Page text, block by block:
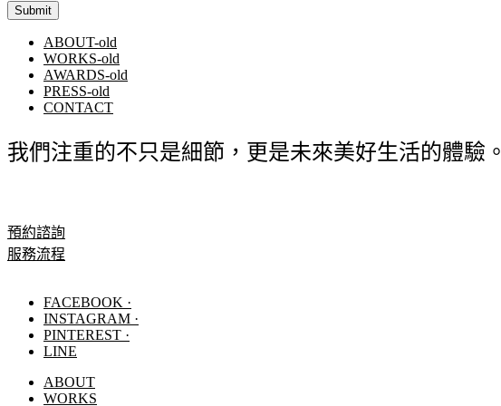
ABOUT-old
WORKS-old
AWARDS-old
PRESS-old
CONTACT
我們注重的不只是細節，更是未來美好生活的體驗。
預約諮詢
服務流程
FACEBOOK ·
INSTAGRAM ·
PINTEREST ·
LINE
ABOUT
WORKS